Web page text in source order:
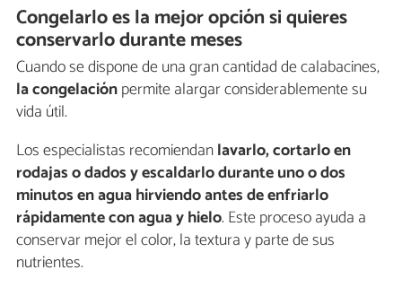
Congelarlo es la mejor opción si quieres
conservarlo durante meses
Cuando se dispone de una gran cantidad de calabacines,
la congelaciónpermite alargar considerablemente su
vida útil.
Los especialistas recomiendanlavarlo, cortarlo en
rodajas o dados y escaldarlo durante uno o dos
minutos en agua hirviendo antes de enfriarlo
rápidamente con agua y hielo. Este proceso ayuda a
conservar mejor el color, la textura y parte de sus
nutrientes.